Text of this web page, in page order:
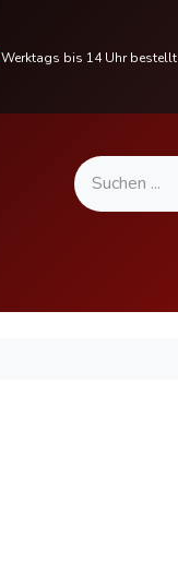
Werktags bis 14 Uhr